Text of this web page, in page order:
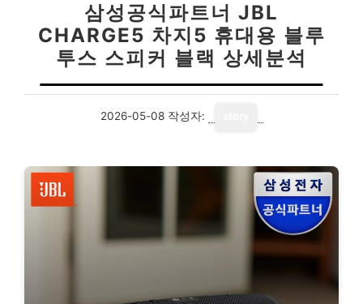
삼성공식파트너 JBL
CHARGE5 차지5 휴대용 블루
투스 스피커 블랙 상세분석
2026-05-08 작성자: